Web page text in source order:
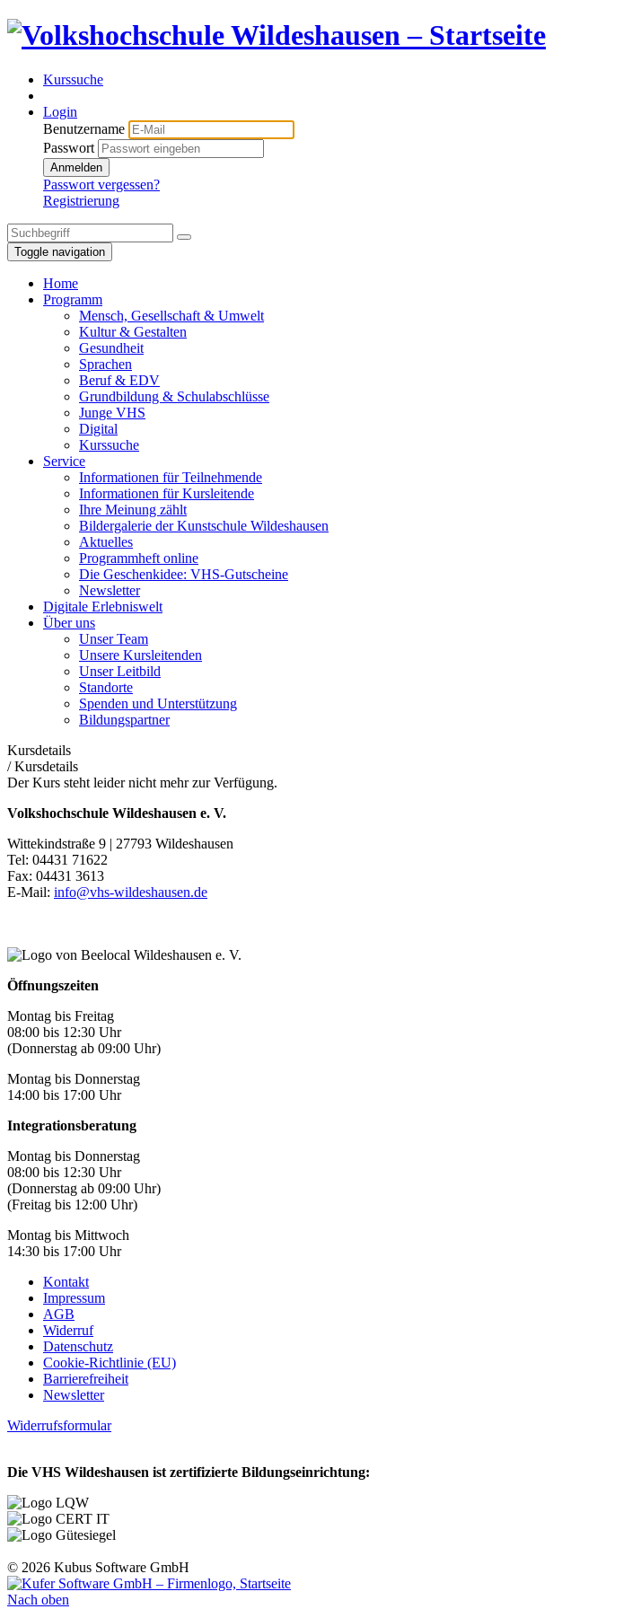
Kurssuche
Login
Benutzername
Passwort
Anmelden
Passwort vergessen?
Registrierung
Toggle navigation
Home
Programm
Mensch, Gesellschaft & Umwelt
Kultur & Gestalten
Gesundheit
Sprachen
Beruf & EDV
Grundbildung & Schulabschlüsse
Junge VHS
Digital
Kurssuche
Service
Informationen für Teilnehmende
Informationen für Kursleitende
Ihre Meinung zählt
Bildergalerie der Kunstschule Wildeshausen
Aktuelles
Programmheft online
Die Geschenkidee: VHS-Gutscheine
Newsletter
Digitale Erlebniswelt
Über uns
Unser Team
Unsere Kursleitenden
Unser Leitbild
Standorte
Spenden und Unterstützung
Bildungspartner
Kursdetails
/Kursdetails
Der Kurs steht leider nicht mehr zur Verfügung.
Volkshochschule Wildeshausen e. V.
Wittekindstraße 9 | 27793 Wildeshausen
Tel: 04431 71622
Fax: 04431 3613
E-Mail: info@vhs-wildeshausen.de
Öffnungszeiten
Montag bis Freitag
08:00 bis 12:30 Uhr
(Donnerstag ab 09:00 Uhr)
Montag bis Donnerstag
14:00 bis 17:00 Uhr
Integrationsberatung
Montag bis Donnerstag
08:00 bis 12:30 Uhr
(Donnerstag ab 09:00 Uhr)
(Freitag bis 12:00 Uhr)
Montag bis Mittwoch
14:30 bis 17:00 Uhr
Kontakt
Impressum
AGB
Widerruf
Datenschutz
Cookie-Richtlinie (EU)
Barrierefreiheit
Newsletter
Widerrufsformular
Die VHS Wildeshausen ist zertifizierte Bildungseinrichtung:
© 2026 Kubus Software GmbH
Nach oben